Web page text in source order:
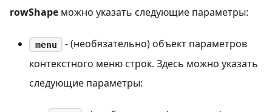
rowShape можно указать следующие параметры:
menu
- (необязательно) объект параметров
контекстного меню строк. Здесь можно указать
следующие параметры: